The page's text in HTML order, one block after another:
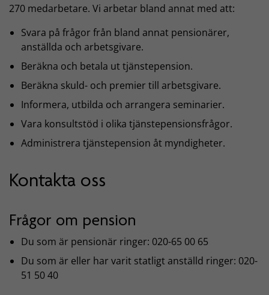
270 medarbetare. Vi arbetar bland annat med att:
Svara på frågor från bland annat pensionärer,
anställda och arbetsgivare.
Beräkna och betala ut tjänstepension.
Beräkna skuld- och premier till arbetsgivare.
Informera, utbilda och arrangera seminarier.
Vara konsultstöd i olika tjänstepensionsfrågor.
Administrera tjänstepension åt myndigheter.
Kontakta oss
Frågor om pension
Du som är pensionär ringer: 020-65 00 65
Du som är eller har varit statligt anställd ringer: 020-
51 50 40